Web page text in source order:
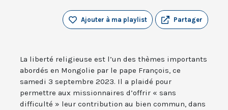
Partager
Ajouter à ma playlist
La liberté religieuse est l’un des thèmes importants
abordés en Mongolie par le pape François, ce
samedi 3 septembre 2023. Il a plaidé pour
permettre aux missionnaires d’offrir « sans
difficulté » leur contribution au bien commun, dans